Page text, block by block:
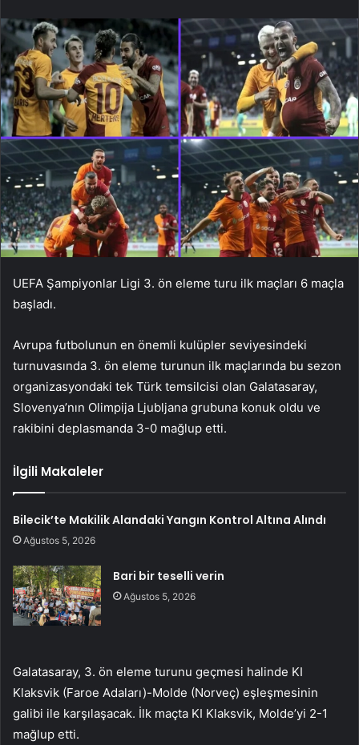
UEFA Şampiyonlar Ligi 3. ön eleme turu ilk maçları 6 maçla
başladı.
Avrupa futbolunun en önemli kulüpler seviyesindeki
turnuvasında 3. ön eleme turunun ilk maçlarında bu sezon
organizasyondaki tek Türk temsilcisi olan Galatasaray,
Slovenya’nın Olimpija Ljubljana grubuna konuk oldu ve
rakibini deplasmanda 3-0 mağlup etti.
İlgili Makaleler
Bilecik’te Makilik Alandaki Yangın Kontrol Altına Alındı
Ağustos 5, 2026
Bari bir teselli verin
Ağustos 5, 2026
Galatasaray, 3. ön eleme turunu geçmesi halinde KI
Klaksvik (Faroe Adaları)-Molde (Norveç) eşleşmesinin
galibi ile karşılaşacak. İlk maçta KI Klaksvik, Molde’yi 2-1
mağlup etti.